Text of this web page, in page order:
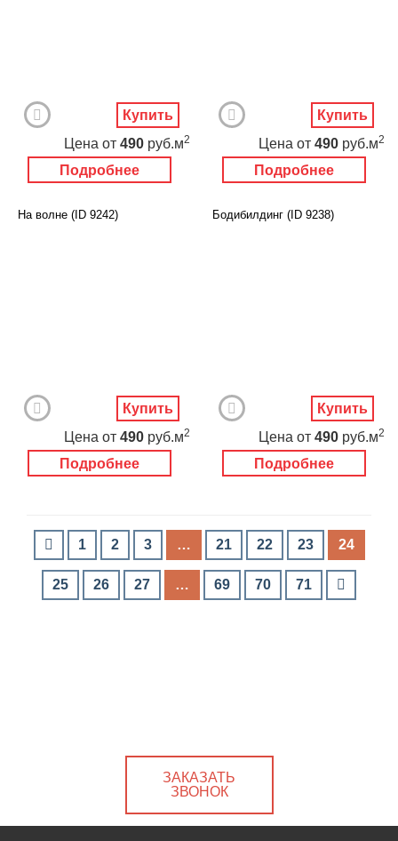
Подробнее
Цена от 490 руб.м2
Купить
Подробнее
Цена от 490 руб.м2
Купить
На волне (ID 9242)
Подробнее
Цена от 490 руб.м2
Купить
Бодибилдинг (ID 9238)
Подробнее
Цена от 490 руб.м2
Купить
1 2 3 … 21 22 23 24
25 26 27 … 69 70 71
ЗАКАЗАТЬ
ЗВОНОК